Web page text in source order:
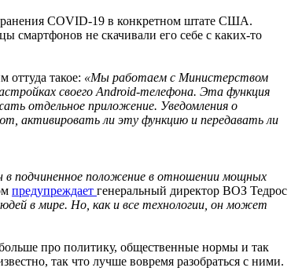
COVID-19 в конкретном штате США.
смартфонов не скачивали его себе с каких-то
оттуда такое: «Мы работаем с Министерством
своего Android-телефона. Эта функция
отдельное приложение. Уведомления о
активировать ли эту функцию и передавать ли
подчиненное положение в отношении мощных
предупреждает генеральный директор ВОЗ Тедрос
в мире. Но, как и все технологии, он может
больше про политику, общественные нормы и так
так что лучше вовремя разобраться с ними.